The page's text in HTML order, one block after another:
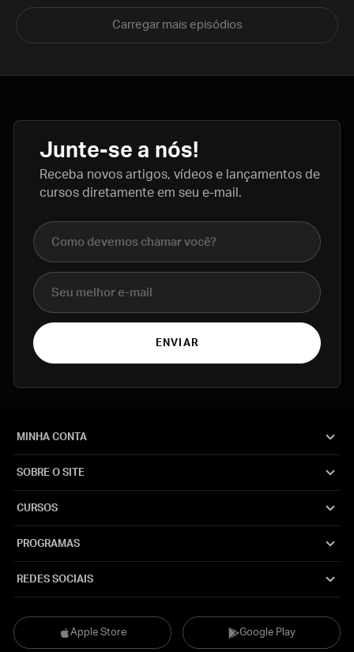
Carregar mais episódios
Junte-se a nós!
Receba novos artigos, vídeos e lançamentos de
cursos diretamente em seu e-mail.
Nome completo
E-mail
ENVIAR
Apple Store Google Play
MINHA CONTA
SOBRE O SITE
CURSOS
PROGRAMAS
REDES SOCIAIS